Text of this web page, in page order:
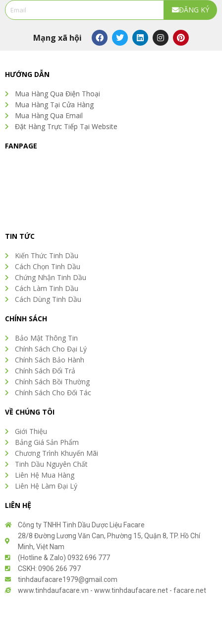
Email
ĐĂNG KÝ
Mạng xã hội F
a
c
k
T
w
i
L
i
n
I
n
s
P
i
n
HƯỚNG DẪN
Mua Hàng Qua Điện Thoại
Mua Hàng Tại Cửa Hàng
Mua Hàng Qua Email
Đặt Hàng Trực Tiếp Tại Website
FANPAGE
TIN TỨC
Kiến Thức Tinh Dầu
Cách Chọn Tinh Dầu
Chứng Nhận Tinh Dầu
Cách Làm Tinh Dầu
Cách Dùng Tinh Dầu
CHÍNH SÁCH
Bảo Mật Thông Tin
Chính Sách Cho Đại Lý
Chính Sách Bảo Hành
Chính Sách Đổi Trả
Chính Sách Bồi Thường
Chính Sách Cho Đối Tác
VỀ CHÚNG TÔI
Giới Thiệu
Bảng Giá Sản Phẩm
Chương Trình Khuyến Mãi
Tinh Dầu Nguyên Chất
Liên Hệ Mua Hàng
Liên Hệ Làm Đại Lý
LIÊN HỆ
Công ty TNHH Tinh Dầu Dược Liệu Facare
28/8 Đường Lương Văn Can, Phường 15, Quận 8, TP. Hồ Chí
Minh, Việt Nam
(Hotline & Zalo) 0932 696 777
CSKH: 0906 266 797
tinhdaufacare1979@gmail.com
www.tinhdaufacare.vn - www.tinhdaufacare.net - facare.net